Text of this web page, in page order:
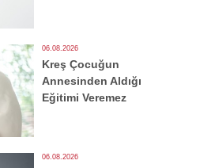
06.08.2026
Kreş Çocuğun
Annesinden Aldığı
Eğitimi Veremez
06.08.2026